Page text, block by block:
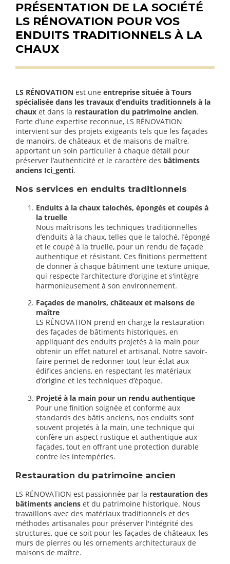
PRÉSENTATION DE LA SOCIÉTÉ
LS RÉNOVATION POUR VOS
ENDUITS TRADITIONNELS À LA
CHAUX
LS RÉNOVATION est une entreprise située à Tours
spécialisée dans les travaux d’enduits traditionnels à la
chaux et dans la restauration du patrimoine ancien.
Forte d’une expertise reconnue, LS RÉNOVATION
intervient sur des projets exigeants tels que les façades
de manoirs, de châteaux, et de maisons de maître,
apportant un soin particulier à chaque détail pour
préserver l’authenticité et le caractère des bâtiments
anciens Ici_genti.
Nos services en enduits traditionnels
Enduits à la chaux talochés, épongés et coupés à
la truelle
Nous maîtrisons les techniques traditionnelles
d’enduits à la chaux, telles que le taloché, l’épongé
et le coupé à la truelle, pour un rendu de façade
authentique et résistant. Ces finitions permettent
de donner à chaque bâtiment une texture unique,
qui respecte l’architecture d’origine et s'intègre
harmonieusement à son environnement.
Façades de manoirs, châteaux et maisons de
maître
LS RÉNOVATION prend en charge la restauration
des façades de bâtiments historiques, en
appliquant des enduits projetés à la main pour
obtenir un effet naturel et artisanal. Notre savoir-
faire permet de redonner tout leur éclat aux
édifices anciens, en respectant les matériaux
d’origine et les techniques d’époque.
Projeté à la main pour un rendu authentique
Pour une finition soignée et conforme aux
standards des bâtis anciens, nos enduits sont
souvent projetés à la main, une technique qui
confère un aspect rustique et authentique aux
façades, tout en offrant une protection durable
contre les intempéries.
Restauration du patrimoine ancien
LS RÉNOVATION est passionnée par la restauration des
bâtiments anciens et du patrimoine historique. Nous
travaillons avec des matériaux traditionnels et des
méthodes artisanales pour préserver l'intégrité des
structures, que ce soit pour les façades de châteaux, les
murs de pierres ou les ornements architecturaux de
maisons de maître.